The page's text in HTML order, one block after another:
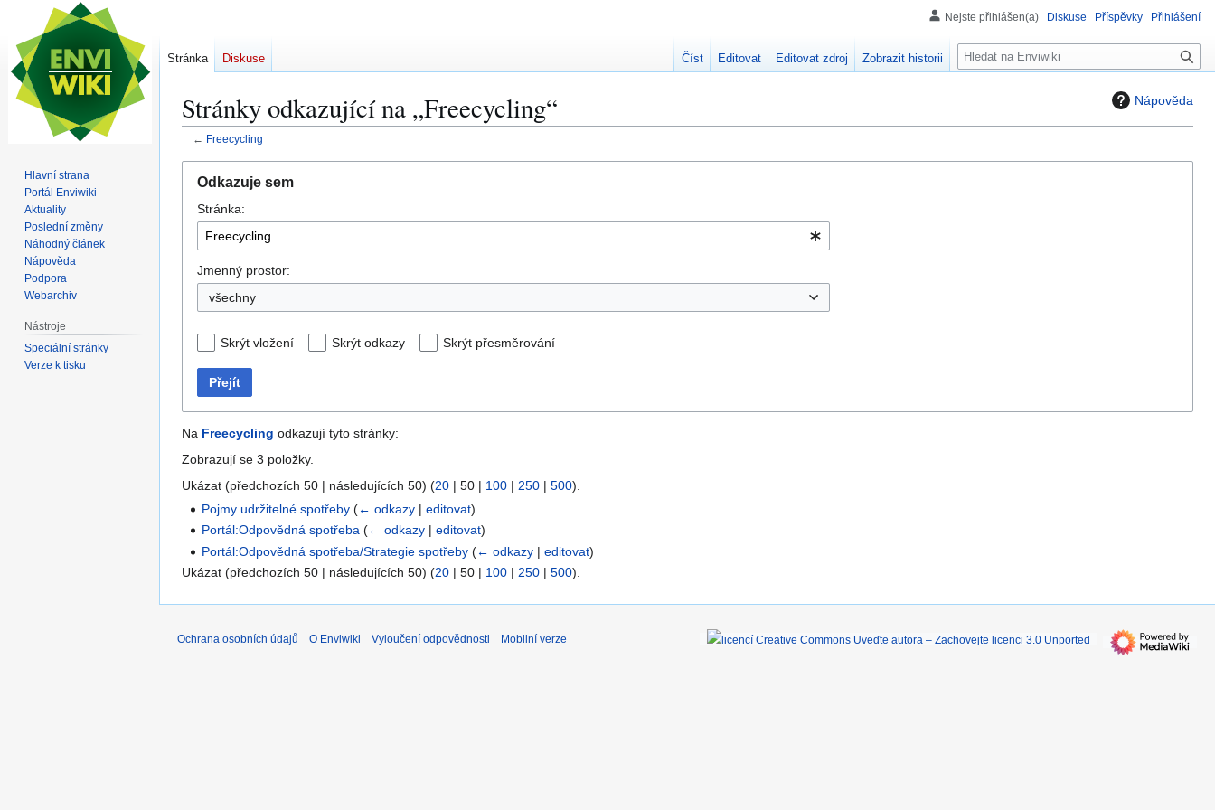
Nápověda
Stránky odkazující na „Freecycling“
← Freecycling
navigaci
vyhledávání
Odkazuje sem
Stránka:
Jmenný prostor:
všechny
Skrýt vložení Skrýt odkazy Skrýt přesměrování
Přejít
Na Freecycling odkazují tyto stránky:
Zobrazují se 3 položky.
Ukázat (předchozích 50 | následujících 50) (20 | 50 | 100 | 250 | 500).
Pojmy udržitelné spotřeby (← odkazy |editovat)
Portál:Odpovědná spotřeba (← odkazy |editovat)
Portál:Odpovědná spotřeba/Strategie spotřeby (← odkazy |editovat)
Ukázat (předchozích 50 | následujících 50) (20 | 50 | 100 | 250 | 500).
Nejste přihlášen(a) Diskuse Příspěvky Přihlášení
Stránka Diskuse Číst Editovat Editovat zdroj Zobrazit historii
H
l
á
Hlavní strana
Portál Enviwiki
Aktuality
Poslední změny
Náhodný článek
Nápověda
Podpora
Webarchiv
Nástroje
Speciální stránky
Verze k tisku
Ochrana osobních údajů O Enviwiki Vyloučení odpovědnosti Mobilní verze